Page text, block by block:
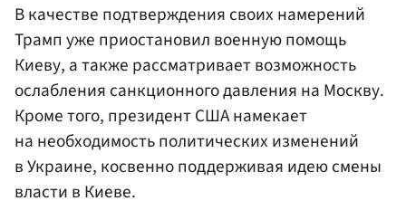
В качестве подтверждения своих намерений
Трамп уже приостановил военную помощь
Киеву, а также рассматривает возможность
ослабления санкционного давления на Москву.
Кроме того, президент США намекает
на необходимость политических изменений
в Украине, косвенно поддерживая идею смены
власти в Киеве.